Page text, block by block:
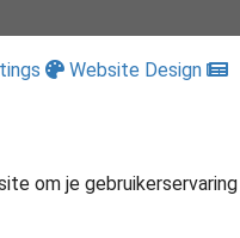
Website Design
om je gebruikerservaring